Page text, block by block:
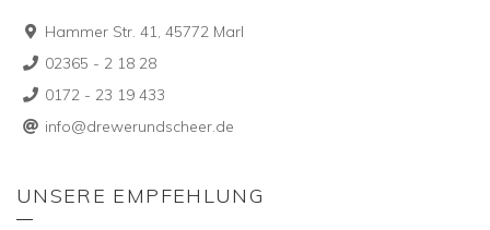
Hammer Str. 41, 45772 Marl
02365 - 2 18 28
0172 - 23 19 433
info@drewerundscheer.de
UNSERE EMPFEHLUNG